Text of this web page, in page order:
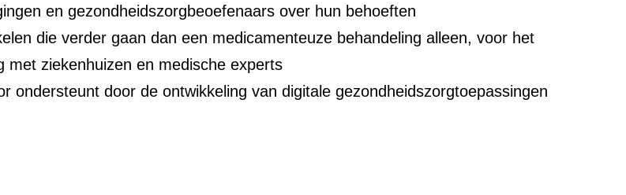
en gezondheidszorgbeoefenaars over hun behoeften
die verder gaan dan een medicamenteuze behandeling alleen, voor het
met ziekenhuizen en medische experts
ondersteunt door de ontwikkeling van digitale gezondheidszorgtoepassingen